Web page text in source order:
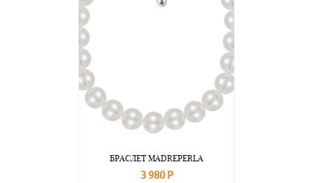
БРАСЛЕТ MADREPERLA
3 980 Р